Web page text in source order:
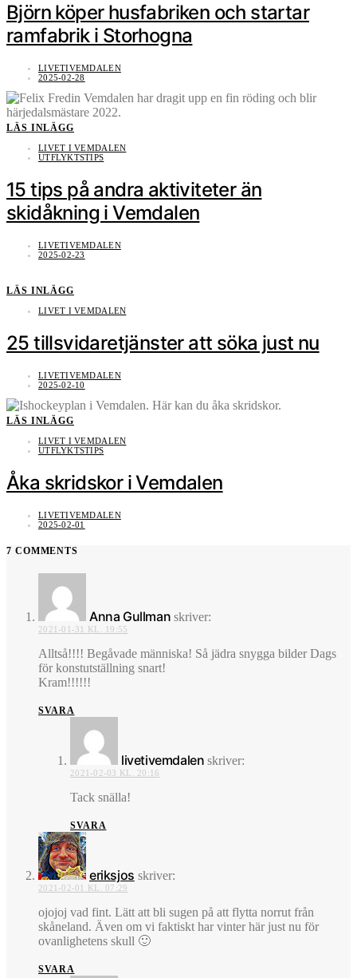
Björn köper husfabriken och startar
ramfabrik i Storhogna
LIVETIVEMDALEN
2025-02-28
LÄS INLÄGG
LIVET I VEMDALEN
UTFLYKTSTIPS
15 tips på andra aktiviteter än
skidåkning i Vemdalen
LIVETIVEMDALEN
2025-02-23
LÄS INLÄGG
LIVET I VEMDALEN
25 tillsvidaretjänster att söka just nu
LIVETIVEMDALEN
2025-02-10
LÄS INLÄGG
LIVET I VEMDALEN
UTFLYKTSTIPS
Åka skridskor i Vemdalen
LIVETIVEMDALEN
2025-02-01
7 COMMENTS
Anna Gullman skriver:
2021-01-31 KL. 19:55
Alltså!!!! Begåvade människa! Så jädra snygga bilder Dags
för konstutställning snart!
Kram!!!!!!
SVARA
livetivemdalen skriver:
2021-02-03 KL. 20:16
Tack snälla!
SVARA
eriksjos skriver:
2021-02-01 KL. 07:29
ojojoj vad fint. Lätt att bli sugen på att flytta norrut från
skåneland. Även om vi faktiskt har vinter här just nu för
ovanlighetens skull 🙂
SVARA